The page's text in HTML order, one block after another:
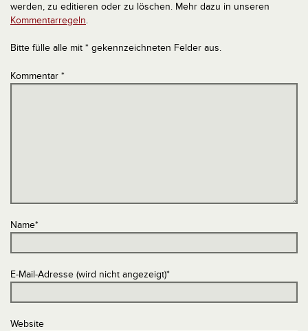
werden, zu editieren oder zu löschen. Mehr dazu in unseren
Kommentarregeln.
Bitte fülle alle mit * gekennzeichneten Felder aus.
Kommentar *
Name*
E-Mail-Adresse (wird nicht angezeigt)*
Website